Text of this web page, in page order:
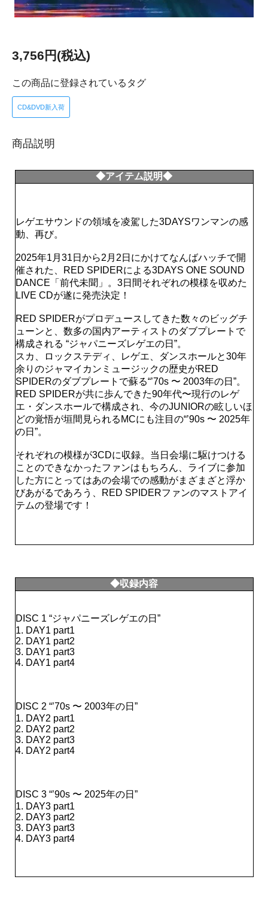
3,756円(税込)
この商品に登録されているタグ
CD&DVD新入荷
商品説明
◆アイテム説明◆
レゲエサウンドの領域を凌駕した3DAYSワンマンの感
動、再び。
2025年1月31日から2月2日にかけてなんばハッチで開
催された、RED SPIDERによる3DAYS ONE SOUND
DANCE「前代未聞」。3日間それぞれの模様を収めた
LIVE CDが遂に発売決定！
RED SPIDERがプロデュースしてきた数々のビッグチ
ューンと、数多の国内アーティストのダブプレートで
構成される “ジャパニーズレゲエの日”。
スカ、ロックステディ、レゲエ、ダンスホールと30年
余りのジャマイカンミュージックの歴史がRED
SPIDERのダブプレートで蘇る“’70s 〜 2003年の日”。
RED SPIDERが共に歩んできた90年代〜現行のレゲ
エ・ダンスホールで構成され、今のJUNIORの眩しいほ
どの覚悟が垣間見られるMCにも注目の“’90s 〜 2025年
の日”。
それぞれの模様が3CDに収録。当日会場に駆けつける
ことのできなかったファンはもちろん、ライブに参加
した方にとってはあの会場での感動がまざまざと浮か
びあがるであろう、RED SPIDERファンのマストアイ
テムの登場です！
◆収録内容
DISC 1 “ジャパニーズレゲエの日”
1. DAY1 part1
2. DAY1 part2
3. DAY1 part3
4. DAY1 part4
DISC 2 “’70s 〜 2003年の日”
1. DAY2 part1
2. DAY2 part2
3. DAY2 part3
4. DAY2 part4
DISC 3 “’90s 〜 2025年の日”
1. DAY3 part1
2. DAY3 part2
3. DAY3 part3
4. DAY3 part4